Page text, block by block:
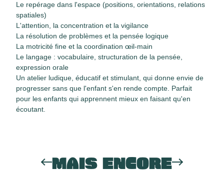
Le repérage dans l'espace (positions, orientations, relations
spatiales)
L'attention, la concentration et la vigilance
La résolution de problèmes et la pensée logique
La motricité fine et la coordination œil-main
Le langage : vocabulaire, structuration de la pensée,
expression orale
Un atelier ludique, éducatif et stimulant, qui donne envie de
progresser sans que l'enfant s'en rende compte. Parfait
pour les enfants qui apprennent mieux en faisant qu'en
écoutant.
MAIS ENCORE